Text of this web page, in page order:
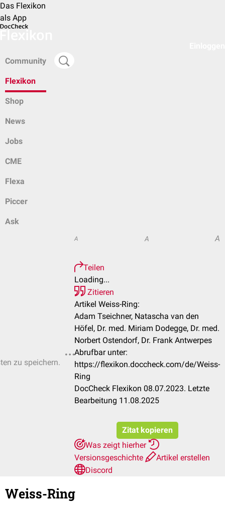
Das Flexikon
als App
Community
Flexikon
Shop
News
Jobs
CME
Flexa
Piccer
Ask
zu speichern.
A A A
Teilen
Loading...
Zitieren
Artikel Weiss-Ring:
Adam Tseichner, Natascha van den
Höfel, Dr. med. Miriam Dodegge, Dr. med.
Norbert Ostendorf, Dr. Frank Antwerpes
Abrufbar unter:
https://flexikon.doccheck.com/de/Weiss-
Ring
DocCheck Flexikon 08.07.2023. Letzte
Bearbeitung 11.08.2025
Zitat kopieren
Was zeigt hierher
Versionsgeschichte
Artikel erstellen
Discord
Weiss-Ring